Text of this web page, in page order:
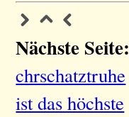
Nächste Seite:
chrschatztruhe
ist das höchste